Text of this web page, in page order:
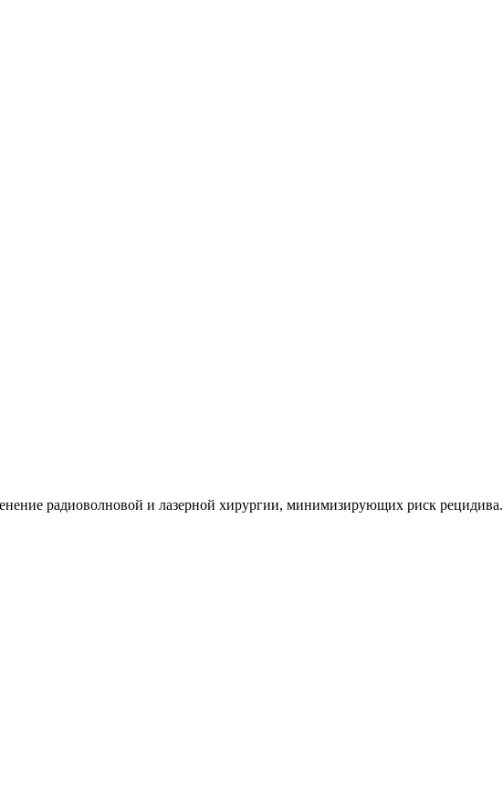
радиоволновой и лазерной хирургии, минимизирующих риск рецидива.